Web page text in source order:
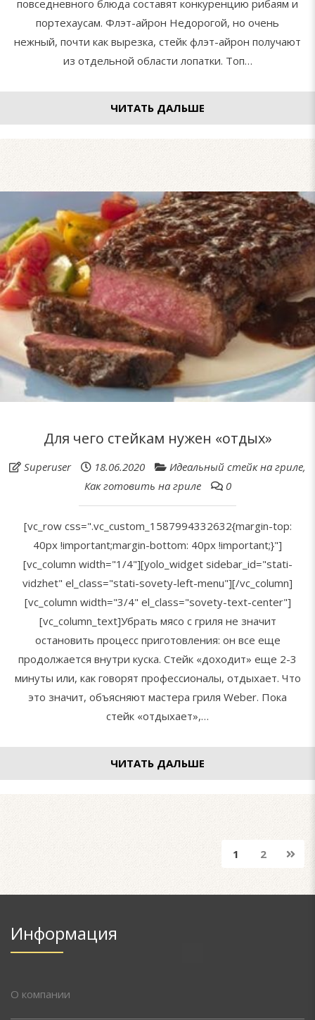
повседневного блюда составят конкуренцию рибаям и
портехаусам. Флэт-айрон Недорогой, но очень
нежный, почти как вырезка, стейк флэт-айрон получают
из отдельной области лопатки. Топ…
ЧИТАТЬ ДАЛЬШЕ
Для чего стейкам нужен «отдых»
Superuser 18.06.2020 Идеальный стейк на гриле,
Как готовить на гриле
0
[vc_row css=".vc_custom_1587994332632{margin-top:
40px !important;margin-bottom: 40px !important;}"]
[vc_column width="1/4"][yolo_widget sidebar_id="stati-
vidzhet" el_class="stati-sovety-left-menu"][/vc_column]
[vc_column width="3/4" el_class="sovety-text-center"]
[vc_column_text]Убрать мясо с гриля не значит
остановить процесс приготовления: он все еще
продолжается внутри куска. Стейк «доходит» еще 2-3
минуты или, как говорят профессионалы, отдыхает. Что
это значит, объясняют мастера гриля Weber. Пока
стейк «отдыхает»,…
ЧИТАТЬ ДАЛЬШЕ
1 2
Информация
О компании